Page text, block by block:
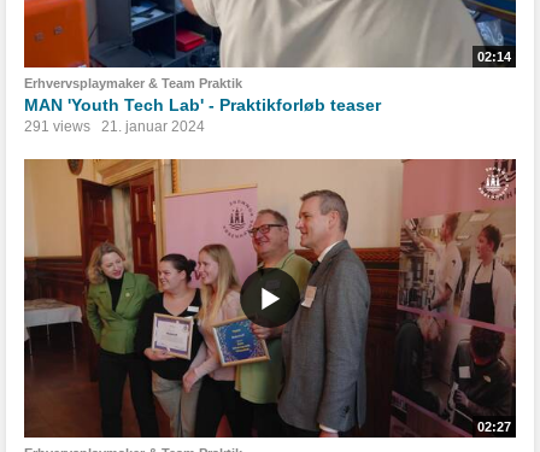
02:14
Erhvervsplaymaker & Team Praktik
MAN 'Youth Tech Lab' - Praktikforløb teaser
291 views 21. januar 2024
02:27